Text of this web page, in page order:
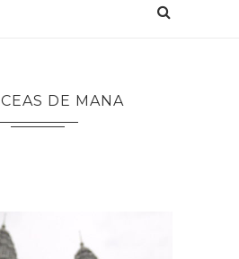
CEAS DE MANA